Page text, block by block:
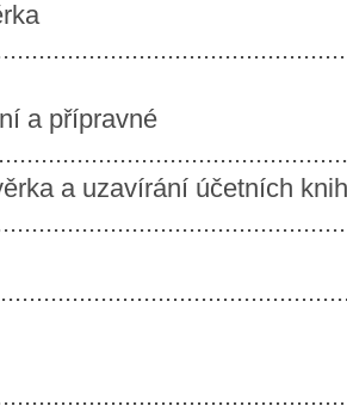
a přípravné
a uzavírání účetních knih